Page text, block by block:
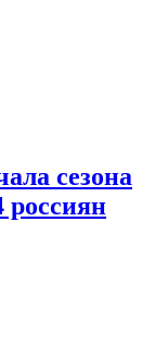
сезона
россиян